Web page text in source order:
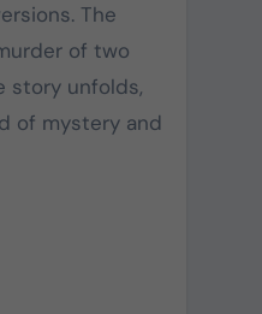
The
of two
story unfolds,
of mystery and